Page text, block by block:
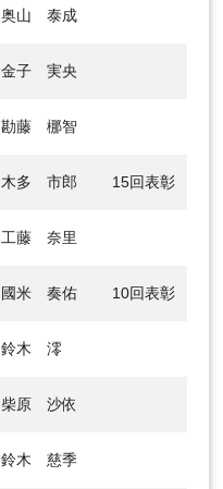
奥山 泰成
金子 実央
勘藤 梛智
木多 市郎 15回表彰
工藤 奈里
國米 奏佑 10回表彰
鈴木 澪
柴原 沙依
鈴木 慈季